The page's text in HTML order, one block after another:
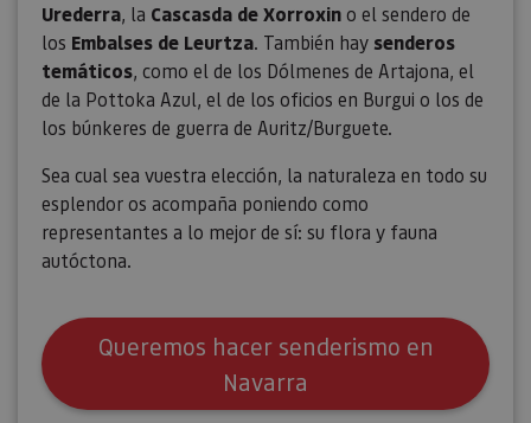
Urederra, la Cascasda de Xorroxino el sendero de
los Embalses de Leurtza. También hay senderos
temáticos, como el de los Dólmenes de Artajona, el
de la Pottoka Azul, el de los oficios en Burgui o los de
los búnkeres de guerra de Auritz/Burguete.
Sea cual sea vuestra elección, la naturaleza en todo su
esplendor os acompaña poniendo como
representantes a lo mejor de sí: su flora y fauna
autóctona.
Queremos hacer senderismo en
Navarra